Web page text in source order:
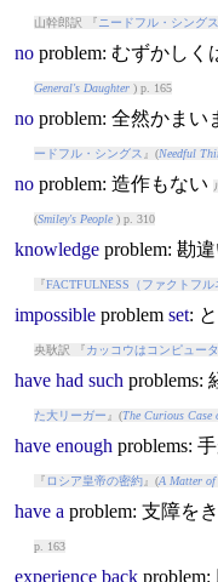
山幹郎訳 『 ニードフル・シングス
no problem: むずかしく
General's Daughter) p. 165
no problem: 全然かまい
ードフル・シングス 』(Needful
no problem: 造作もない
(Smiley's People) p. 310
knowledge problem: 勘
『FACTFULNESS（ファクトフル
impossible problem set:
央耿訳 『カッコウはコンピュー
have had such problems:
た大リーガー 』(The Curious Case
have enough problems:
『 ロシア皇帝の密約』(A Matter of
have a problem: 支障を
p. 163
experience back problem: